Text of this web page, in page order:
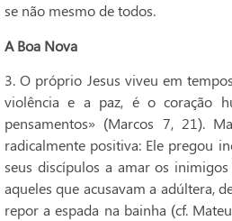
se não mesmo de todos.
A Boa Nova
3. O próprio Jesus viveu em
violência e a paz, é o coração
pensamentos» (Marcos 7, 21).
radicalmente positiva: Ele pregou
seus discípulos a amar os
aqueles que acusavam a adúltera,
repor a espada na bainha (cf.